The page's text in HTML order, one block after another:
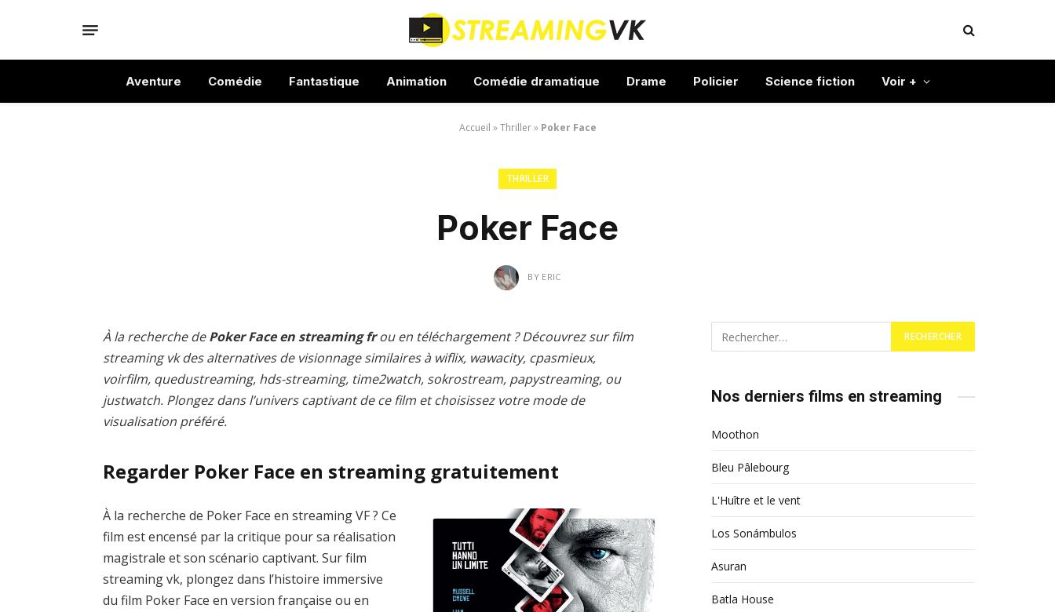
Aventure Comédie Fantastique Animation Comédie dramatique Drame Policier Science fiction Voir +
Accueil »Thriller» Poker Face
THRILLER
Poker Face
BY ERIC
À la recherche dePoker Face en streaming frou en téléchargement ? Découvrez sur film
streaming vk des alternatives de visionnage similaires à wiflix, wawacity, cpasmieux,
voirfilm, quedustreaming, hds-streaming, time2watch, sokrostream, papystreaming, ou
justwatch. Plongez dans l’univers captivant de ce film et choisissez votre mode de
visualisation préféré.
Regarder Poker Face en streaming gratuitement
À la recherche de Poker Face en streaming VF ? Ce
film est encensé par la critique pour sa réalisation
magistrale et son scénario captivant. Sur film
streaming vk, plongez dans l’histoire immersive
du film Poker Face en version française ou en
Nos derniers films en streaming
Moothon
Bleu Pâlebourg
L'Huître et le vent
Los Sonámbulos
Asuran
Batla House